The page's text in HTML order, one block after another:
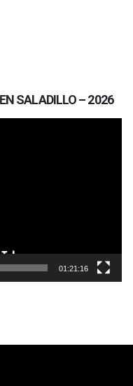
SALADILLO – 2026
01:21:16